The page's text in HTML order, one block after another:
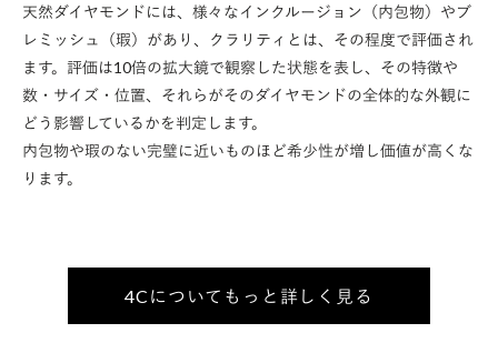
天然ダイヤモンドには、様々なインクルージョン（内包物）やブ
レミッシュ（瑕）があり、クラリティとは、その程度で評価され
ます。評価は10倍の拡大鏡で観察した状態を表し、その特徴や
数・サイズ・位置、それらがそのダイヤモンドの全体的な外観に
どう影響しているかを判定します。
内包物や瑕のない完璧に近いものほど希少性が増し価値が高くな
ります。
4Cについてもっと詳しく見る